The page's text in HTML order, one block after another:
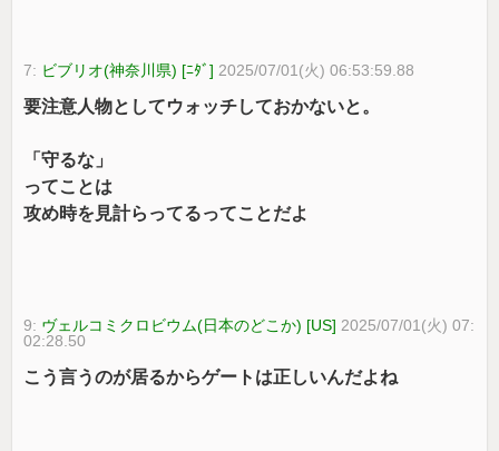
7: ビブリオ(神奈川県) [ﾆﾀﾞ] 2025/07/01(火) 06:53:59.88
要注意人物としてウォッチしておかないと。
「守るな」
ってことは
攻め時を見計らってるってことだよ
9: ヴェルコミクロビウム(日本のどこか) [US] 2025/07/01(火) 07:
02:28.50
こう言うのが居るからゲートは正しいんだよね